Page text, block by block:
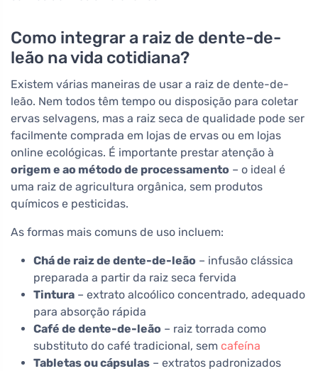
Como integrar a raiz de dente-de-
leão na vida cotidiana?
Existem várias maneiras de usar a raiz de dente-de-
leão. Nem todos têm tempo ou disposição para coletar
ervas selvagens, mas a raiz seca de qualidade pode ser
facilmente comprada em lojas de ervas ou em lojas
online ecológicas. É importante prestar atenção à
origem e ao método de processamento – o ideal é
uma raiz de agricultura orgânica, sem produtos
químicos e pesticidas.
As formas mais comuns de uso incluem:
Chá de raiz de dente-de-leão – infusão clássica
preparada a partir da raiz seca fervida
Tintura – extrato alcoólico concentrado, adequado
para absorção rápida
Café de dente-de-leão – raiz torrada como
substituto do café tradicional, sem cafeína
Tabletas ou cápsulas – extratos padronizados